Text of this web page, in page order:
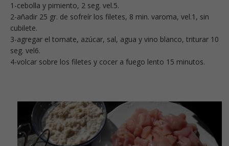
1-cebolla y pimiento, 2 seg. vel.5.
2-añadir 25 gr. de sofreír los filetes, 8 min. varoma, vel.1, sin
cubilete.
3-agregar el tomate, azúcar, sal, agua y vino blanco, triturar 10
seg. vel6.
4-volcar sobre los filetes y cocer a fuego lento 15 minutos.